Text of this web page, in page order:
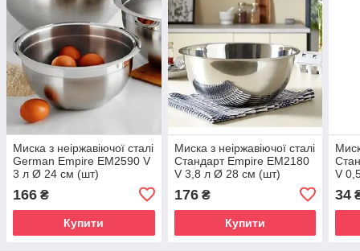
Миска з неіржавіючої сталі
German Empire ЕМ2590 V
3 л Ø 24 см (шт)
166 ₴
Купити
Миска з неіржавіючої сталі
Стандарт Empire ЕМ2180
V 3,8 л Ø 28 см (шт)
176₴
Купити
V
34